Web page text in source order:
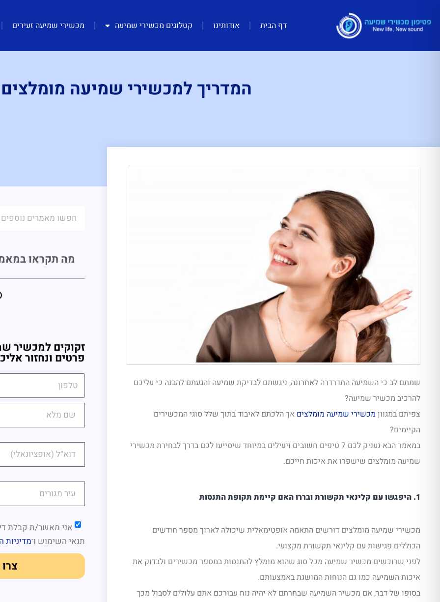
דף הבית אודותינו קטלוגים מכשירי שמיעה מכשירי שמיעה זעירים
המדריך למכשירי שמיעה מומלצים
שמתם לב כי השמיעה התדרדרה לאחרונה, ניגשתם לבדיקת שמיעה והגעתם להבנה כי עליכם
להרכיב מכשיר שמיעה?
צפיתם במגוון מכשירי שמיעה מומלצים אך הלכתם לאיבוד בתוך שלל סוגי המכשירים
הקיימים?
במאמר הבא נעניק לכם 7 טיפים חשובים ויעילים במיוחד שיסייעו לכם בדרך לבחירת מכשירי
שמיעה מומלצים שישפרו את איכות חייכם.
1. היפגשו עם קלינאי תקשורת ובררו האם קיימת תקופת התנסות
מכשירי שמיעה מומלצים דורשים התאמה אופטימאלית שיכולה לארוך מספר חודשים
הכוללים פגישות עם קלינאי תקשורת מקצועי.
לפני שרוכשים מכשיר שמיעה מכל סוג שהוא מומלץ להתנסות במספר מכשירים ולבדוק את
איכות השמיעה כמו גם הנוחות המושגת באמצעותם.
בסופו של דבר, אם מכשיר השמיעה שבחרתם לא יהיה נוח עבורכם אתם עלולים לסבול מכך
מה תקראו
זקוקים למכשיר
פרטים ונחזור
אני מאשר/ת קבלת
תנאי השימוש ו־מדיניות